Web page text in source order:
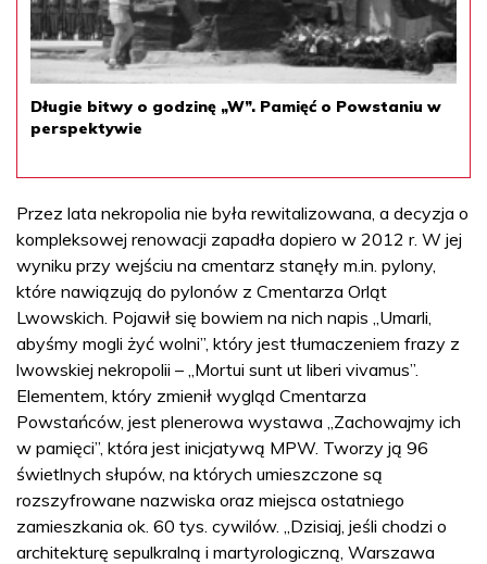
Długie bitwy o godzinę „W”. Pamięć o Powstaniu w
perspektywie
Przez lata nekropolia nie była rewitalizowana, a decyzja o
kompleksowej renowacji zapadła dopiero w 2012 r. W jej
wyniku przy wejściu na cmentarz stanęły m.in. pylony,
które nawiązują do pylonów z Cmentarza Orląt
Lwowskich. Pojawił się bowiem na nich napis „Umarli,
abyśmy mogli żyć wolni”, który jest tłumaczeniem frazy z
lwowskiej nekropolii – „Mortui sunt ut liberi vivamus”.
Elementem, który zmienił wygląd Cmentarza
Powstańców, jest plenerowa wystawa „Zachowajmy ich
w pamięci”, która jest inicjatywą MPW. Tworzy ją 96
świetlnych słupów, na których umieszczone są
rozszyfrowane nazwiska oraz miejsca ostatniego
zamieszkania ok. 60 tys. cywilów. „Dzisiaj, jeśli chodzi o
architekturę sepulkralną i martyrologiczną, Warszawa